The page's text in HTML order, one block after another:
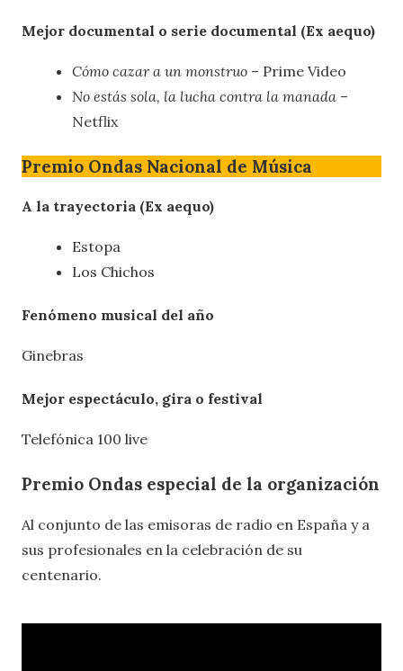
Mejor documental o serie documental (Ex aequo)
Cómo cazar a un monstruo – Prime Video
No estás sola, la lucha contra la manada –
Netflix
Premio Ondas Nacional de Música
A la trayectoria (Ex aequo)
Estopa
Los Chichos
Fenómeno musical del año
Ginebras
Mejor espectáculo, gira o festival
Telefónica 100 live
Premio Ondas especial de la organización
Al conjunto de las emisoras de radio en España y a
sus profesionales en la celebración de su
centenario.